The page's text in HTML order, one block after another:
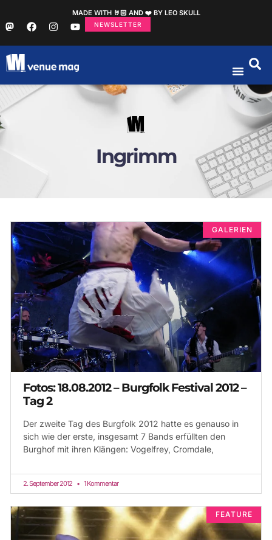
MADE WITH 🤘🏻 AND ❤️ BY LEO SKULL
NEWSLETTER
Ingrimm
GALERIEN
Fotos: 18.08.2012 – Burgfolk Festival 2012 –
Tag 2
Der zweite Tag des Burgfolk 2012 hatte es genauso in
sich wie der erste, insgesamt 7 Bands erfüllten den
Burghof mit ihren Klängen: Vogelfrey, Cromdale,
2. September 2012 1 Kommentar
FEATURE